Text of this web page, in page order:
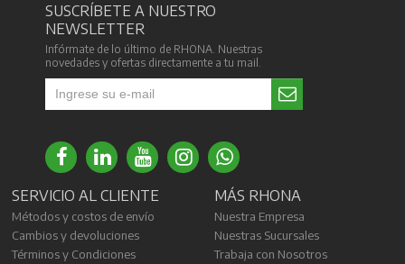
SUSCRÍBETE A NUESTRO
NEWSLETTER
Infórmate de lo último de RHONA. Nuestras
novedades y ofertas directamente a tu mail.
SERVICIO AL CLIENTE
Métodos y costos de envío
Cambios y devoluciones
Términos y Condiciones
MÁS RHONA
Nuestra Empresa
Nuestras Sucursales
Trabaja con Nosotros